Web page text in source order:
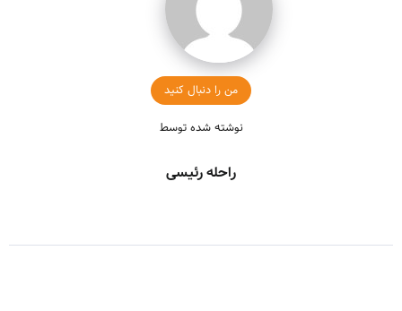
من را دنبال کنید
نوشته شده توسط
راحله رئیسی